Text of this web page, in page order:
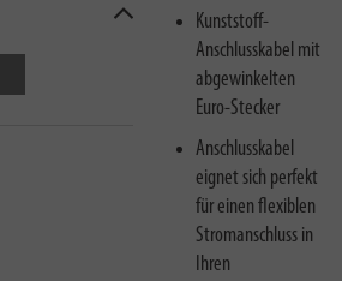
Kunststoff-
Anschlusskabel mit
abgewinkelten
Euro-Stecker
Anschlusskabel
eignet sich perfekt
für einen flexiblen
Stromanschluss in
Ihren